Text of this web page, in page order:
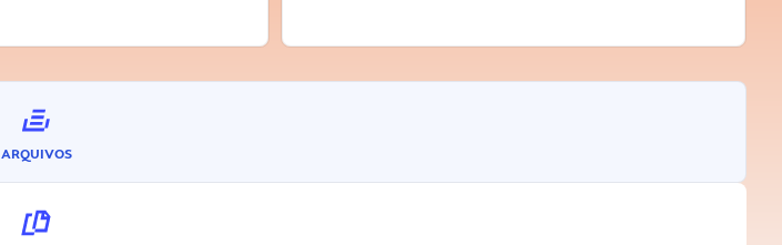
ARQUIVOS